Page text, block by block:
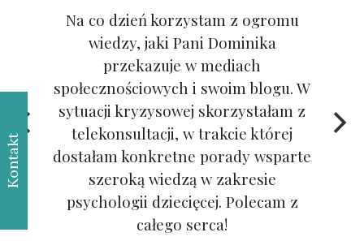
Na co dzień korzystam z ogromu
wiedzy, jaki Pani Dominika
przekazuje w mediach
społecznościowych i swoim blogu. W
sytuacji kryzysowej skorzystałam z
telekonsultacji, w trakcie której
dostałam konkretne porady wsparte
szeroką wiedzą w zakresie
psychologii dziecięcej. Polecam z
całego serca!
Kontakt